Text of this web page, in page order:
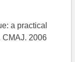
a practical
CMAJ. 2006